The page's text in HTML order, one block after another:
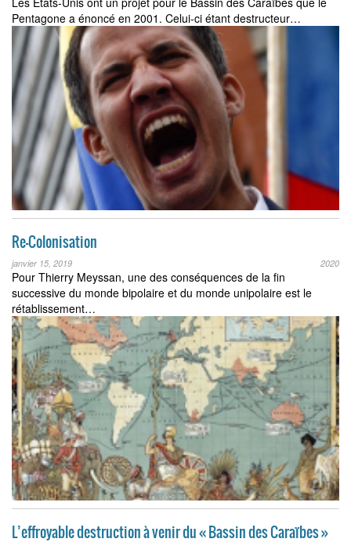
Pentagone a énoncé en 2001. Celui-ci étant destructeur…
Re-Colonisation
janvier 15, 2019 2020
Pour Thierry Meyssan, une des conséquences de la fin
successive du monde bipolaire et du monde unipolaire est le
rétablissement…
L’effroyable destruction à venir du « Bassin des Caraïbes »